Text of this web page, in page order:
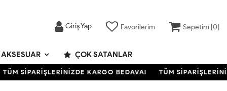
Giriş Yap Favorilerim Sepetim [0]
AKSESUAR ÇOK SATANLAR
TÜM SİPARİŞLERİNİZDE KARGO BEDAVA! TÜM